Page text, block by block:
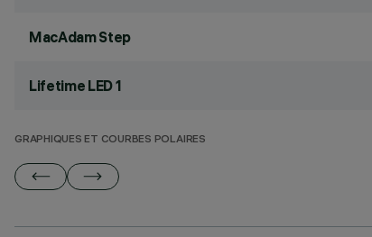
MacAdam Step
Lifetime LED 1
GRAPHIQUES ET COURBES POLAIRES